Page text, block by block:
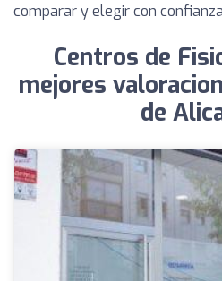
comparar y elegir con
Centros de
mejores
de